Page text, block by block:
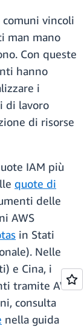
vincoli
man mano
Con queste
hanno
i
di lavoro
di risorse
IAM più
quote di
delle
AWS
in Stati
Nelle
e Cina, i
tramite AWS
consulta
nella guida